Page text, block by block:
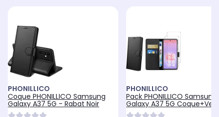
PHONILLICO
Coque PHONILLICO Samsung
Galaxy A37 5G - Rabat Noir
PHONILLICO
Pack PHONILLICO Samsung
Galaxy A37 5G
trempé